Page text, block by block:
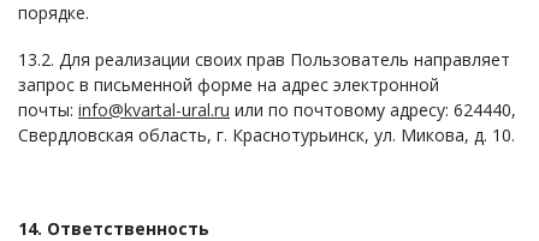
порядке.
13.2. Для реализации своих прав Пользователь направляет
запрос в письменной форме на адрес электронной
почты: info@kvartal-ural.ru или по почтовому адресу: 624440,
Свердловская область, г. Краснотурьинск, ул. Микова, д. 10.
14. Ответственность